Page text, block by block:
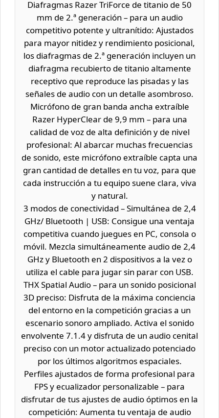
Diafragmas Razer TriForce de titanio de 50
mm de 2.ª generación – para un audio
competitivo potente y ultranítido: Ajustados
para mayor nitidez y rendimiento posicional,
los diafragmas de 2.ª generación incluyen un
diafragma recubierto de titanio altamente
receptivo que reproduce las pisadas y las
señales de audio con un detalle asombroso.
Micrófono de gran banda ancha extraíble
Razer HyperClear de 9,9 mm – para una
calidad de voz de alta definición y de nivel
profesional: Al abarcar muchas frecuencias
de sonido, este micrófono extraíble capta una
gran cantidad de detalles en tu voz, para que
cada instrucción a tu equipo suene clara, viva
y natural.
3 modos de conectividad – Simultánea de 2,4
GHz/ Bluetooth | USB: Consigue una ventaja
competitiva cuando juegues en PC, consola o
móvil. Mezcla simultáneamente audio de 2,4
GHz y Bluetooth en 2 dispositivos a la vez o
utiliza el cable para jugar sin parar con USB.
THX Spatial Audio – para un sonido posicional
3D preciso: Disfruta de la máxima conciencia
del entorno en la competición gracias a un
escenario sonoro ampliado. Activa el sonido
envolvente 7.1.4 y disfruta de un audio cenital
preciso con un motor actualizado potenciado
por los últimos algoritmos espaciales.
Perfiles ajustados de forma profesional para
FPS y ecualizador personalizable – para
disfrutar de tus ajustes de audio óptimos en la
competición: Aumenta tu ventaja de audio